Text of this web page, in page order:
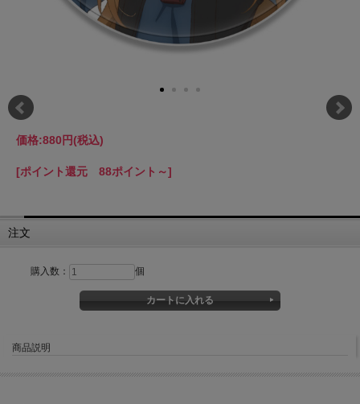
価格:880円(税込)
[ポイント還元 88ポイント～]
注文
購入数： 個
商品説明